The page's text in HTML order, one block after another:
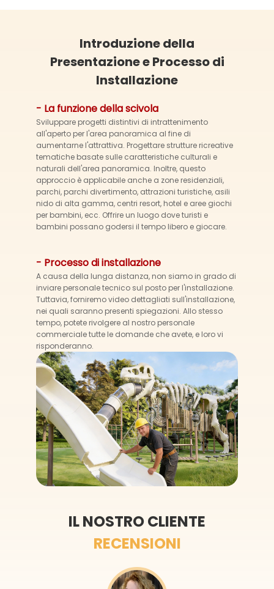
Introduzione della
Presentazione e Processo di
Installazione
- La funzione della scivola
Sviluppare progetti distintivi di intrattenimento
all'aperto per l'area panoramica al fine di
aumentarne l'attrattiva. Progettare strutture ricreative
tematiche basate sulle caratteristiche culturali e
naturali dell'area panoramica. Inoltre, questo
approccio è applicabile anche a zone residenziali,
parchi, parchi divertimento, attrazioni turistiche, asili
nido di alta gamma, centri resort, hotel e aree giochi
per bambini, ecc. Offrire un luogo dove turisti e
bambini possano godersi il tempo libero e giocare.
- Processo di installazione
A causa della lunga distanza, non siamo in grado di
inviare personale tecnico sul posto per l'installazione.
Tuttavia, forniremo video dettagliati sull'installazione,
nei quali saranno presenti spiegazioni. Allo stesso
tempo, potete rivolgere al nostro personale
commerciale tutte le domande che avete, e loro vi
risponderanno.
IL NOSTRO CLIENTE
RECENSIONI